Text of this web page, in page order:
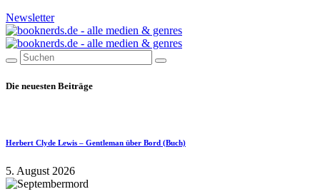
Newsletter
Die neuesten Beiträge
Herbert Clyde Lewis – Gentleman über Bord (Buch)
5. August 2026